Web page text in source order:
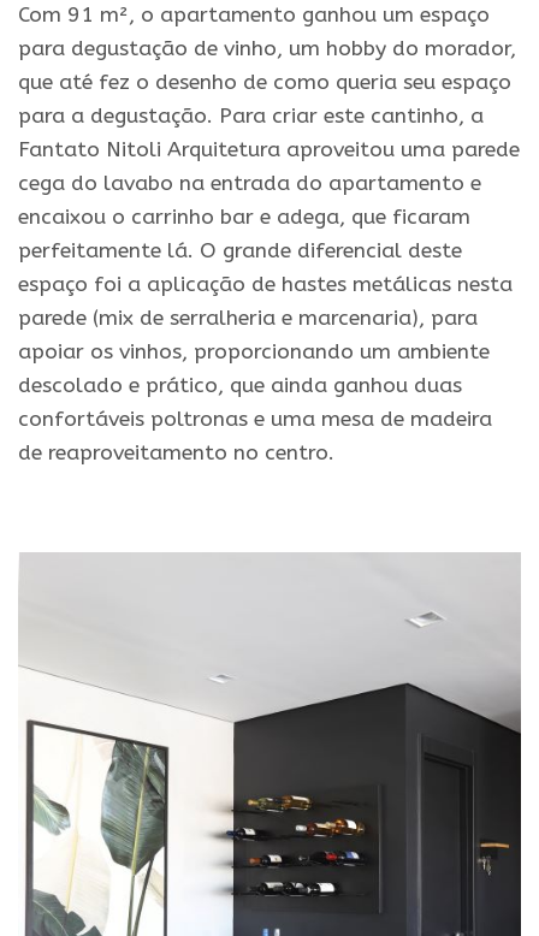
Com 91 m², o apartamento ganhou um espaço
para degustação de vinho, um hobby do morador,
que até fez o desenho de como queria seu espaço
para a degustação. Para criar este cantinho, a
Fantato Nitoli Arquitetura aproveitou uma parede
cega do lavabo na entrada do apartamento e
encaixou o carrinho bar e adega, que ficaram
perfeitamente lá. O grande diferencial deste
espaço foi a aplicação de hastes metálicas nesta
parede (mix de serralheria e marcenaria), para
apoiar os vinhos, proporcionando um ambiente
descolado e prático, que ainda ganhou duas
confortáveis poltronas e uma mesa de madeira
de reaproveitamento no centro.